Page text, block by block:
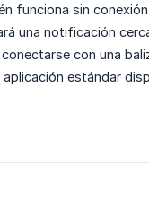
funciona sin conexión
una notificación
conectarse con una
aplicación estándar